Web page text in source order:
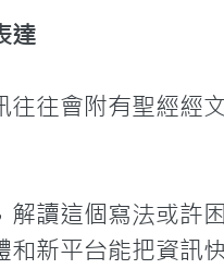
達
往往會附有聖經經
解讀這個寫法或許
和新平台能把資訊